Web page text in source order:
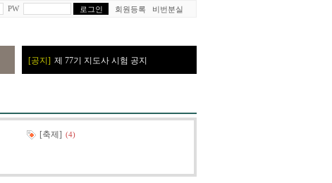
PW 회원등록 비번분실
[축제] (4)